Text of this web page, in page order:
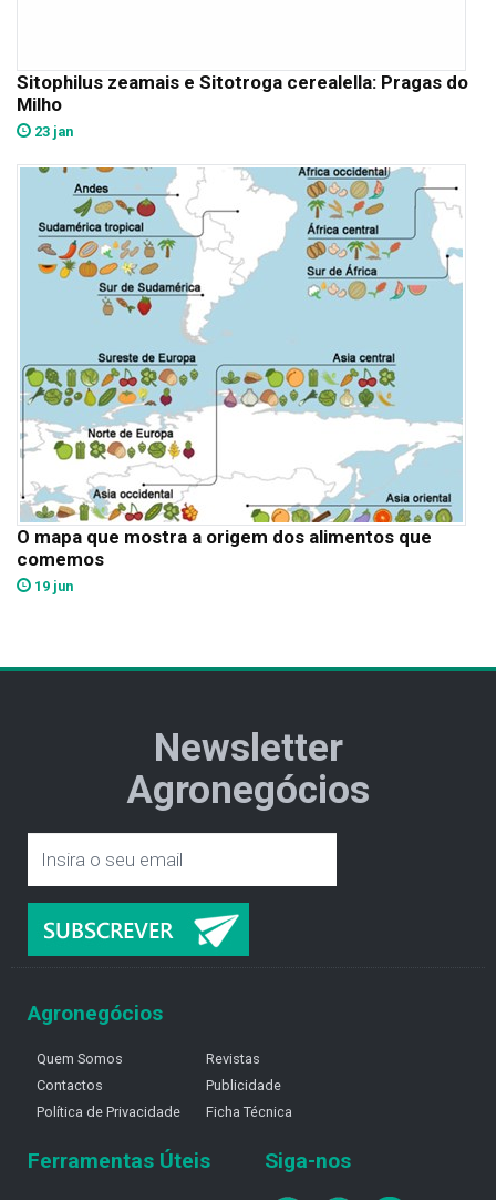
Sitophilus zeamais e Sitotroga cerealella: Pragas do
Milho
23 jan
O mapa que mostra a origem dos alimentos que
comemos
19 jun
Newsletter
Agronegócios
Agronegócios
Quem Somos
Contactos
Política de Privacidade
Revistas
Publicidade
Ficha Técnica
Ferramentas Úteis Siga-nos